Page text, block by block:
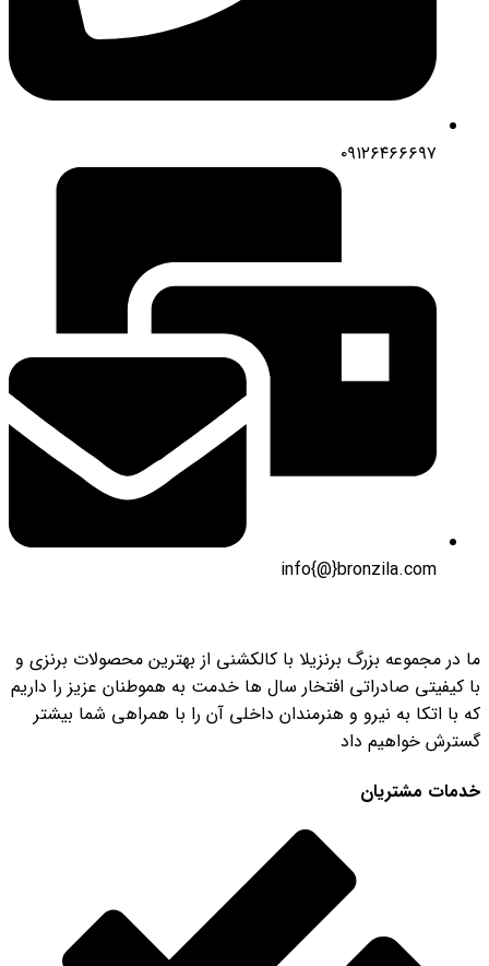
۰۹۱۲۶۴۶۶۶۹۷
info{@}bronzila.com
ما در مجموعه بزرگ برنزیلا با کالکشنی از بهترین محصولات برنزی و
با کیفیتی صادراتی افتخار سال ها خدمت به هموطنان عزیز را داریم
که با اتکا به نیرو و هنرمندان داخلی آن را با همراهی شما بیشتر
گسترش خواهیم داد
خدمات مشتریان